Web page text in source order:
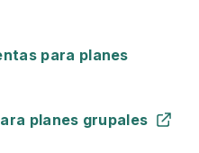
para planes
planes grupales